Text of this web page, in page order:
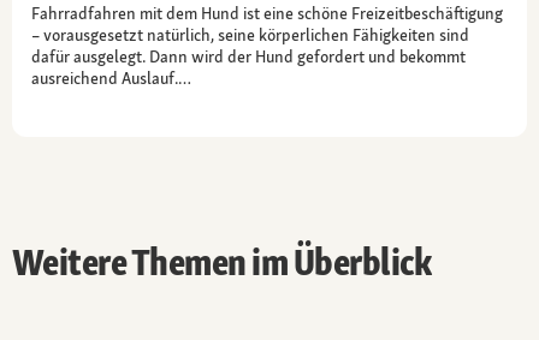
Fahrradfahren mit dem Hund ist eine schöne Freizeitbeschäftigung
– vorausgesetzt natürlich, seine körperlichen Fähigkeiten sind
dafür ausgelegt. Dann wird der Hund gefordert und bekommt
ausreichend Auslauf.…
Weitere Themen im Überblick